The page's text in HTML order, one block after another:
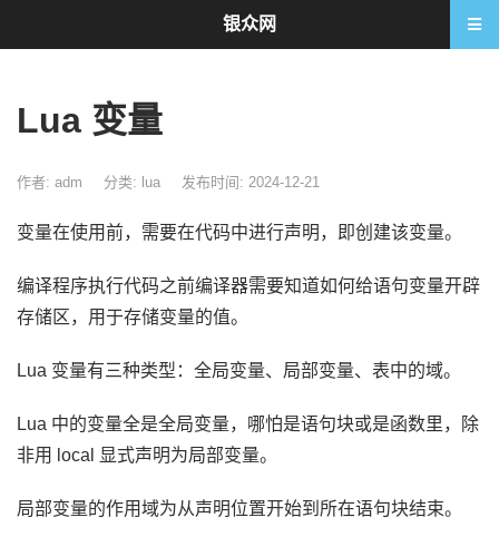
Lua 变量
作者: adm 分类: lua 发布时间: 2024-12-21
变量在使用前，需要在代码中进行声明，即创建该变量。
编译程序执行代码之前编译器需要知道如何给语句变量开辟
存储区，用于存储变量的值。
Lua 变量有三种类型：全局变量、局部变量、表中的域。
Lua 中的变量全是全局变量，哪怕是语句块或是函数里，除
非用 local 显式声明为局部变量。
局部变量的作用域为从声明位置开始到所在语句块结束。
银众网